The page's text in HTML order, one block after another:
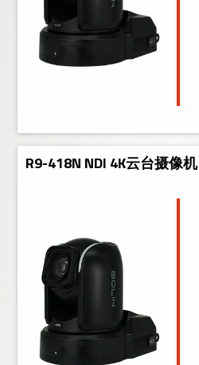
R9-418N NDI 4K云台摄像机